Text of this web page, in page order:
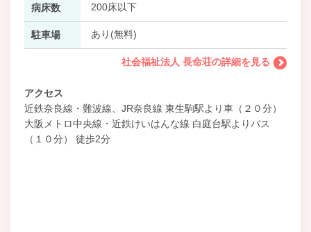
病床数 200床以下
駐車場 あり(無料)
社会福祉法人 長命荘の詳細を見る
アクセス
近鉄奈良線・難波線、JR奈良線 東生駒駅より車（２０分）
大阪メトロ中央線・近鉄けいはんな線 白庭台駅よりバス
（１０分） 徒歩2分